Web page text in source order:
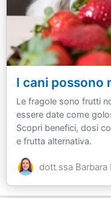
I cani possono
Le fragole sono frutti
essere date come
Scopri benefici, dosi
e frutta alternativa.
dott.ssa Barbara